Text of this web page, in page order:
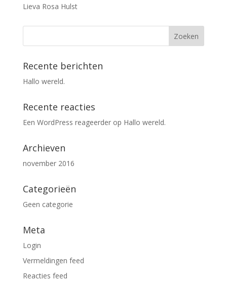
Lieva Rosa Hulst
Recente berichten
Hallo wereld.
Recente reacties
Een WordPress reageerderop Hallo wereld.
Archieven
november 2016
Categorieën
Geen categorie
Meta
Login
Vermeldingen feed
Reacties feed